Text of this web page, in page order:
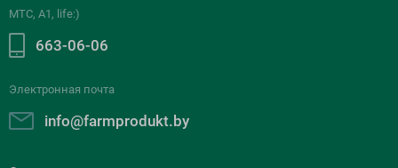
МТС, A1, life:)
663-06-06
Электронная почта
info@farmprodukt.by